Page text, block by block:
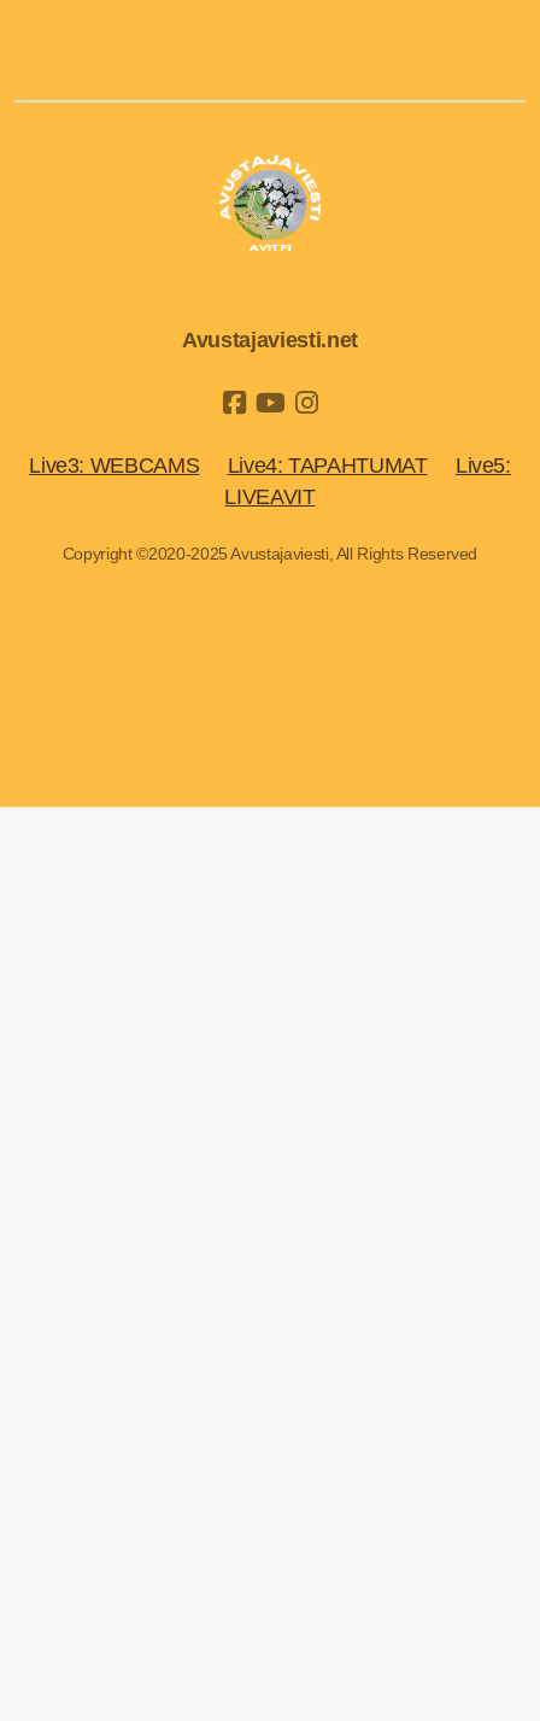
Avustajaviesti.net
Live3: WEBCAMS Live4: TAPAHTUMAT
Live5:
LIVEAVIT
Copyright ©2020-2025 Avustajaviesti, All Rights Reserved